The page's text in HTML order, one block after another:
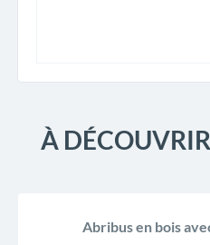
À
Abribus en bois